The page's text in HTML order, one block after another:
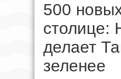
500
столице:
делает
зеленее